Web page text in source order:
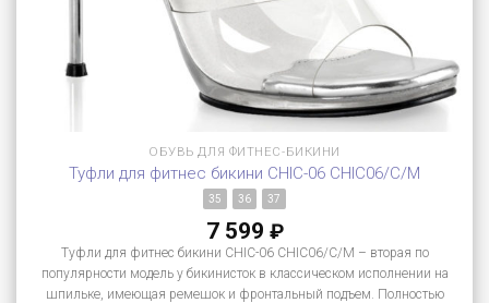
ОБУВЬ ДЛЯ ФИТНЕС-БИКИНИ
Туфли для фитнес бикини CHIC-06 CHIC06/C/M
35 36 37
7 599 ₽
Туфли для фитнес бикини CHIC-06 CHIC06/C/M – вторая по
популярности модель у бикинисток в классическом исполнении на
шпильке, имеющая ремешок и фронтальный подъем. Полностью